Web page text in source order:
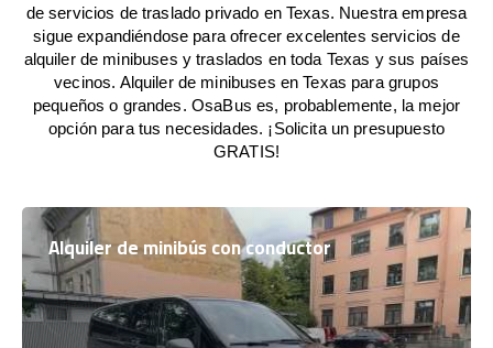
de servicios de traslado privado en Texas. Nuestra empresa
sigue expandiéndose para ofrecer excelentes servicios de
alquiler de minibuses y traslados en toda Texas y sus países
vecinos. Alquiler de minibuses en Texas para grupos
pequeños o grandes. OsaBus es, probablemente, la mejor
opción para tus necesidades. ¡Solicita un presupuesto
GRATIS!
Alquiler de minibús con conductor